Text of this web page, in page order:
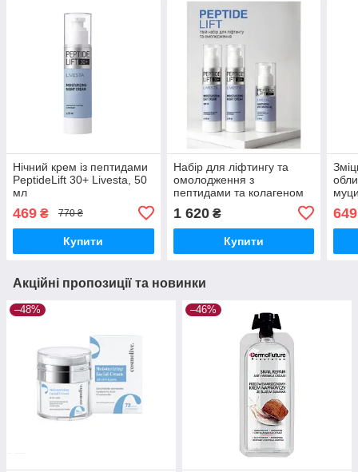
Нічний крем із пептидами
PeptideLift 30+ Livesta, 50
мл
469 ₴ 770 ₴
Купити
Набір для ліфтингу та
омолодження з
пептидами та колагеном
денний та нічний креми,
крем-гель для повік
1 620₴
Купити
649
Акційні пропозиції та новинки
–48% –46%